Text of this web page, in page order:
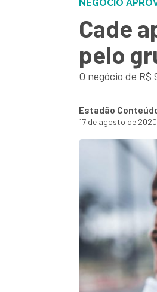
NEGÓCIO
Cade
pelo
O negócio de
Estadão
17 de agosto de 2020